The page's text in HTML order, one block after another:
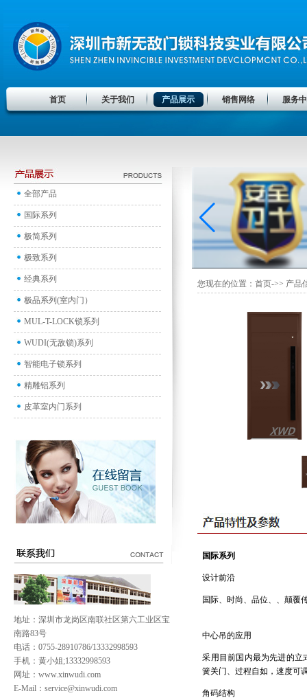
首页 关于我们 产品展示 销售网络 服务
全部产品
国际系列
极简系列
极致系列
经典系列
极品系列(室内门）
MUL-T-LOCK锁系列
WUDI(无敌锁)系列
智能电子锁系列
精雕铝系列
皮革室内门系列
地址：深圳市龙岗区南联社区第六工业区宝
南路83号
电话：0755-28910786/13332998593
手机：黄小姐;13332998593
网址： www.xinwudi.com
E-Mail：service@xinwudi.com
您现在的位置：首页->> 产品
国际系列
设计前沿
国际、时尚、品位、、颠覆
中心吊的应用
采用目前国内最为先进的立
簧关门、过程自如，速度可
角码结构